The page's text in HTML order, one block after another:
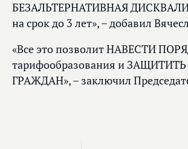
БЕЗАЛЬТЕРНАТИВНАЯ
на срок до 3 лет», – добавил
«Все это позволит НАВЕСТИ
тарифообразования и
ГРАЖДАН», – заключил